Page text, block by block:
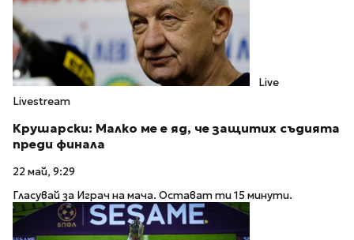
Live
Livestream
Крушарски: Малко ме е яд, че защитих съдията
преди финала
22 май, 9:29
Гласувай за Играч на мача. Остават ти 15 минути.